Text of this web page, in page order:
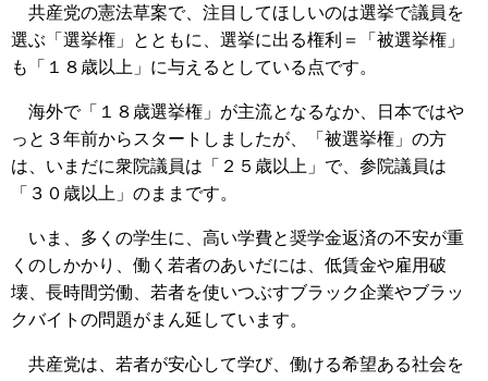
共産党の憲法草案で、注目してほしいのは選挙で議員を
選ぶ「選挙権」とともに、選挙に出る権利＝「被選挙権」
も「１８歳以上」に与えるとしている点です。
海外で「１８歳選挙権」が主流となるなか、日本ではや
っと３年前からスタートしましたが、「被選挙権」の方
は、いまだに衆院議員は「２５歳以上」で、参院議員は
「３０歳以上」のままです。
いま、多くの学生に、高い学費と奨学金返済の不安が重
くのしかかり、働く若者のあいだには、低賃金や雇用破
壊、長時間労働、若者を使いつぶすブラック企業やブラッ
クバイトの問題がまん延しています。
共産党は、若者が安心して学び、働ける希望ある社会を